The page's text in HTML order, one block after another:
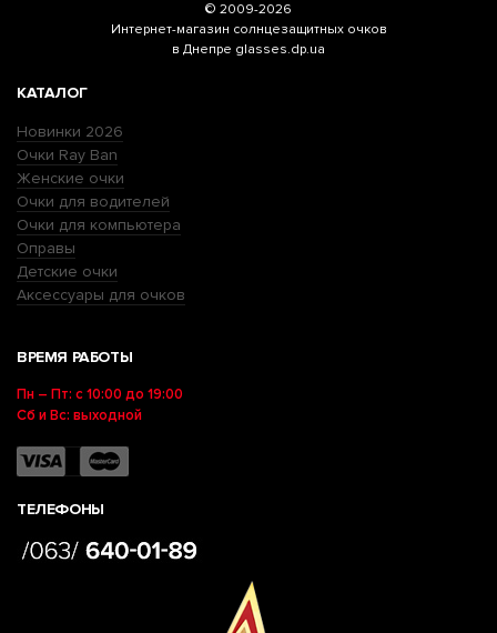
© 2009-2026
Интернет-магазин солнцезащитных очков
в Днепре glasses.dp.ua
КАТАЛОГ
Новинки 2026
Очки Ray Ban
Женские очки
Очки для водителей
Очки для компьютера
Оправы
Детские очки
Аксессуары для очков
ВРЕМЯ РАБОТЫ
Пн – Пт: с 10:00 до 19:00
Сб и Вс: выходной
ТЕЛЕФОНЫ